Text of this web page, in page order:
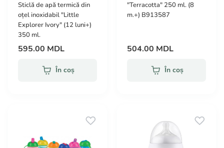
Sticlă de apă termică din
oțel inoxidabil "Little
Explorer Ivory" (12 luni+)
350 ml.
595.00 MDL
În coș
"Terracotta" 250 ml. (8
m.+) B913587
504.00 MDL
În coș